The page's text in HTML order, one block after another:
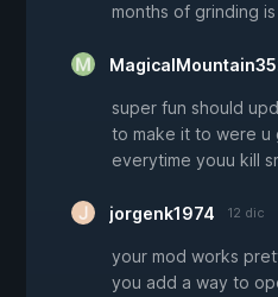
months of grinding
super fun should
to make it to were u
everytime youu kill
jorgenk1974 12 dic
your mod works
you add a way to